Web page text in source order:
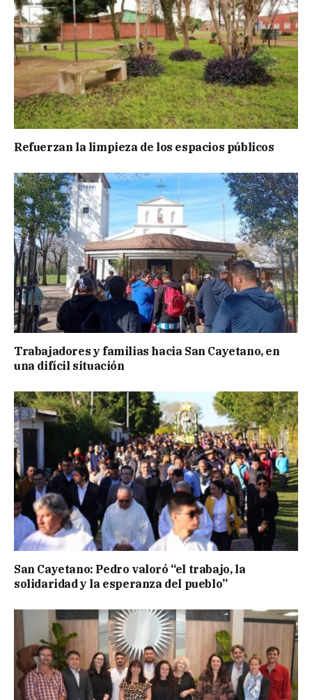
Refuerzan la limpieza de los espacios públicos
Trabajadores y familias hacia San Cayetano, en
una difícil situación
San Cayetano: Pedro valoró “el trabajo, la
solidaridad y la esperanza del pueblo”